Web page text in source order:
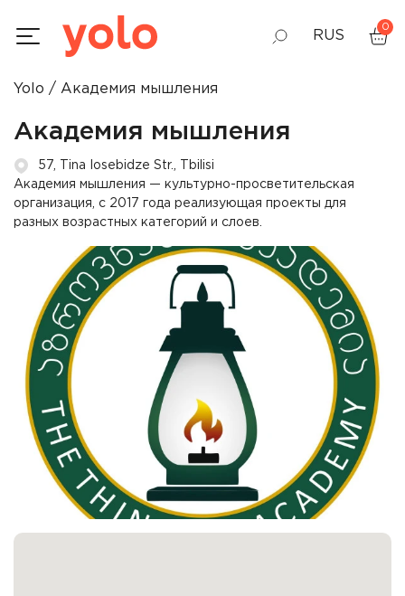
RUS
0
Yolo Академия мышления
Академия мышления
57, Tina Iosebidze Str., Tbilisi
Академия мышления — культурно-просветительская
организация, с 2017 года реализующая проекты для
разных возрастных категорий и слоев.